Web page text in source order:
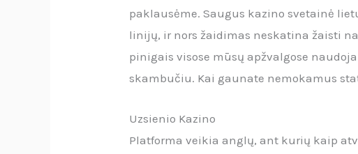
paklausėme. Saugus kazino svetainė
linijų, ir nors žaidimas neskatina žaisti
pinigais visose mūsų apžvalgose
skambučiu. Kai gaunate nemokamus
Uzsienio Kazino
Platforma veikia anglų, ant kurių kaip